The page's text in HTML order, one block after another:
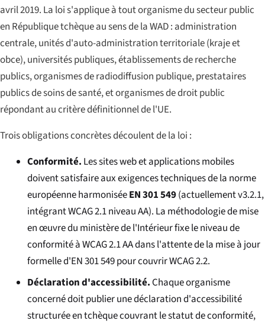
avril 2019. La loi s'applique à tout organisme du secteur public
en République tchèque au sens de la WAD : administration
centrale, unités d'auto-administration territoriale (krajeet
obce), universités publiques, établissements de recherche
publics, organismes de radiodiffusion publique, prestataires
publics de soins de santé, et organismes de droit public
répondant au critère définitionnel de l'UE.
Trois obligations concrètes découlent de la loi :
Conformité. Les sites web et applications mobiles
doivent satisfaire aux exigences techniques de la norme
européenne harmoniséeEN 301 549(actuellement v3.2.1,
intégrant WCAG 2.1 niveau AA). La méthodologie de mise
en œuvre du ministère de l'Intérieur fixe le niveau de
conformité à WCAG 2.1 AA dans l'attente de la mise à jour
formelle d'EN 301 549 pour couvrir WCAG 2.2.
Déclaration d'accessibilité.Chaque organisme
concerné doit publier une déclaration d'accessibilité
structurée en tchèque couvrant le statut de conformité,